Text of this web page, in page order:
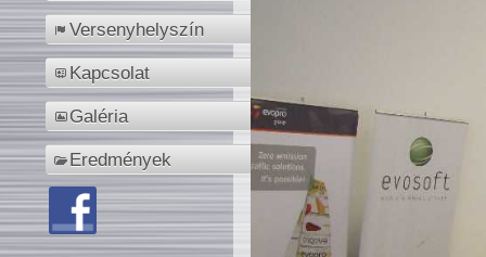
Versenyhelyszín
Kapcsolat
Galéria
Eredmények